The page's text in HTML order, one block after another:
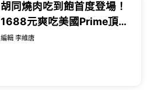
胡同燒肉吃到飽首度登場！
1688元爽吃美國Prime頂級
牛肉，七夕浪漫雙人餐999
編輯 李維唐